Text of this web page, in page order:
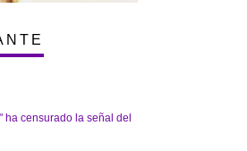
censurado la señal del